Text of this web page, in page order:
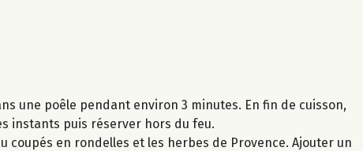
une poêle pendant environ 3 minutes. En fin de cuisson,
instants puis réserver hors du feu.
coupés en rondelles et les herbes de Provence. Ajouter un